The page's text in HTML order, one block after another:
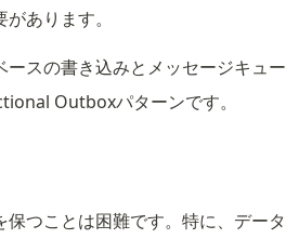
あります。
スの書き込みとメッセージキ
Outboxパターンです。
つことは困難です。特に、デ